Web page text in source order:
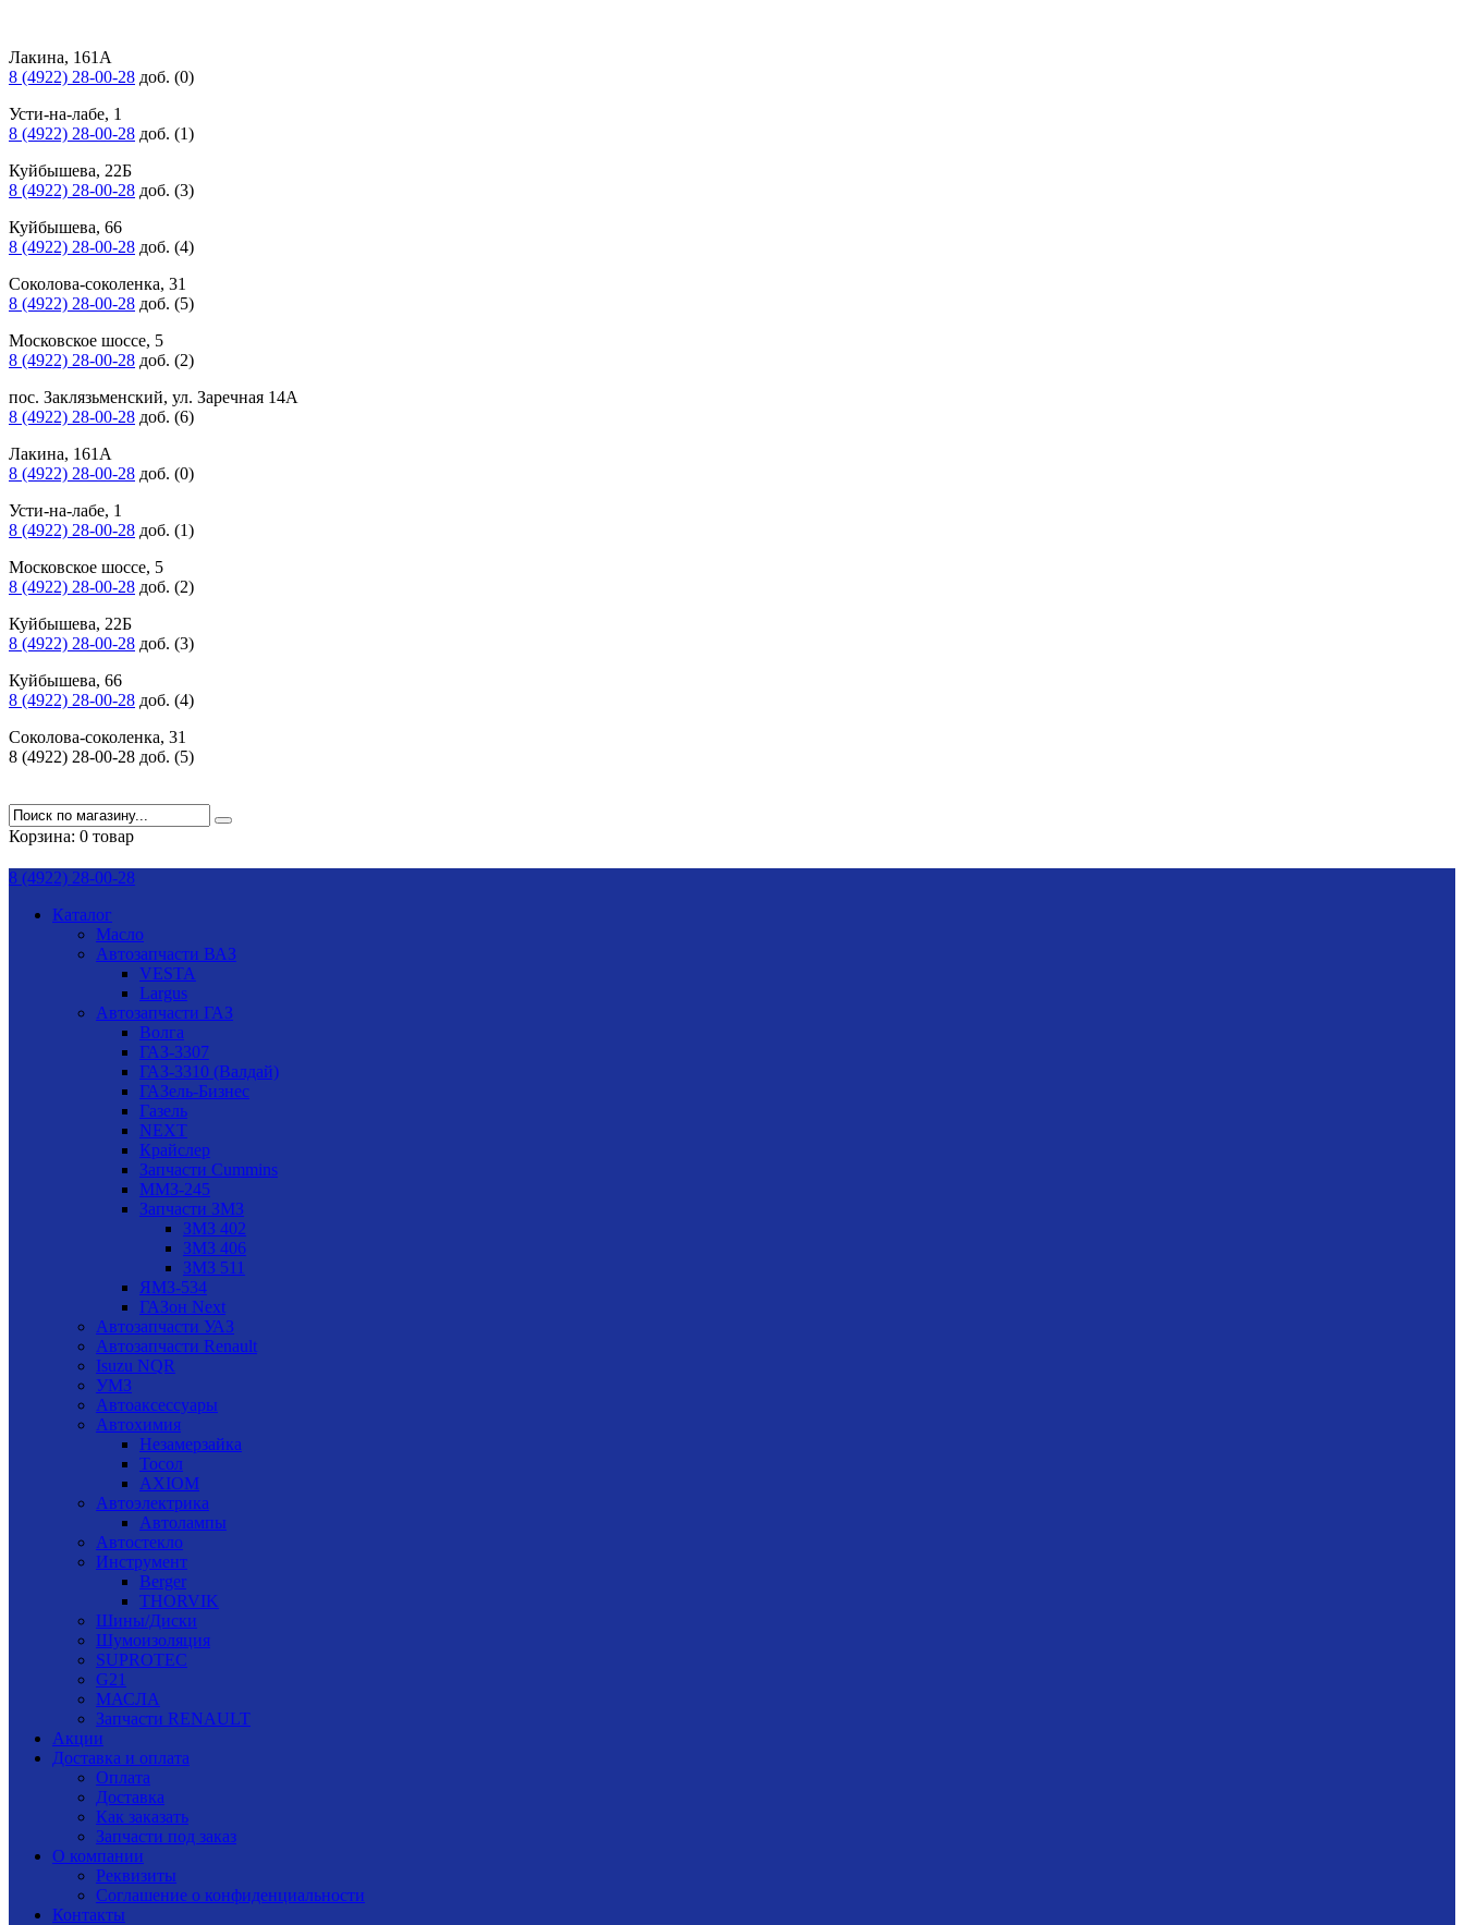
Лакина, 161А
8 (4922) 28-00-28 доб. (0)
Усти-на-лабе, 1
8 (4922) 28-00-28 доб. (1)
Куйбышева, 22Б
8 (4922) 28-00-28 доб. (3)
Куйбышева, 66
8 (4922) 28-00-28 доб. (4)
Соколова-соколенка, 31
8 (4922) 28-00-28 доб. (5)
Московское шоссе, 5
8 (4922) 28-00-28 доб. (2)
пос. Заклязьменский, ул. Заречная 14А
8 (4922) 28-00-28 доб. (6)
Лакина, 161А
8 (4922) 28-00-28 доб. (0)
Усти-на-лабе, 1
8 (4922) 28-00-28 доб. (1)
Московское шоссе, 5
8 (4922) 28-00-28 доб. (2)
Куйбышева, 22Б
8 (4922) 28-00-28 доб. (3)
Куйбышева, 66
8 (4922) 28-00-28 доб. (4)
Соколова-соколенка, 31
8 (4922) 28-00-28 доб. (5)
Корзина: 0 товар
8 (4922) 28-00-28
Каталог
Масло
Автозапчасти ВАЗ
VESTA
Largus
Автозапчасти ГАЗ
Волга
ГАЗ-3307
ГАЗ-3310 (Валдай)
ГАЗель-Бизнес
Газель
NEXT
Крайслер
Запчасти Cummins
ММЗ-245
Запчасти ЗМЗ
ЗМЗ 402
ЗМЗ 406
ЗМЗ 511
ЯМЗ-534
ГАЗон Next
Автозапчасти УАЗ
Автозапчасти Renault
Isuzu NQR
УМЗ
Автоаксессуары
Автохимия
Незамерзайка
Тосол
AXIOM
Автоэлектрика
Автолампы
Автостекло
Инструмент
Berger
THORVIK
Шины/Диски
Шумоизоляция
SUPROTEC
G21
МАСЛА
Запчасти RENAULT
Акции
Доставка и оплата
Оплата
Доставка
Как заказать
Запчасти под заказ
О компании
Реквизиты
Соглашение о конфиденциальности
Контакты